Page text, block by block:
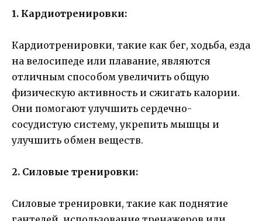
1. Кардиотренировки:
Кардиотренировки, такие как бег, ходьба, езда
на велосипеде или плавание, являются
отличным способом увеличить общую
физическую активность и сжигать калории.
Они помогают улучшить сердечно-
сосудистую систему, укрепить мышцы и
улучшить обмен веществ.
2. Силовые тренировки:
Силовые тренировки, такие как поднятие